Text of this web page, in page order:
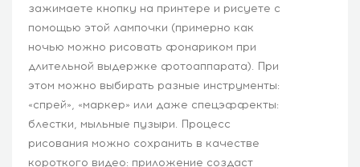
зажимаете кнопку на принтере и рисуете с
помощью этой лампочки (примерно как
ночью можно рисовать фонариком при
длительной выдержке фотоаппарата). При
этом можно выбирать разные инструменты:
«спрей», «маркер» или даже спецэффекты:
блестки, мыльные пузыри. Процесс
рисования можно сохранить в качестве
короткого видео: приложение создаст